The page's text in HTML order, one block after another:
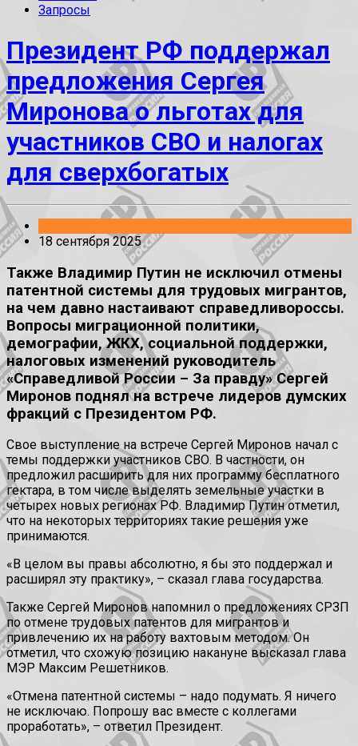
Запросы
Президент РФ поддержал
предложения Сергея
Миронова о льготах для
участников СВО и налогах
для сверхбогатых
18 сентября 2025
Также Владимир Путин не исключил отмены
патентной системы для трудовых мигрантов,
на чем давно настаивают справедливороссы.
Вопросы миграционной политики,
демографии, ЖКХ, социальной поддержки,
налоговых изменений руководитель
«Справедливой России – За правду» Сергей
Миронов поднял на встрече лидеров думских
фракций с Президентом РФ.
Свое выступление на встрече Сергей Миронов начал с
темы поддержки участников СВО. В частности, он
предложил расширить для них программу бесплатного
гектара, в том числе выделять земельные участки в
четырех новых регионах РФ. Владимир Путин отметил,
что на некоторых территориях такие решения уже
принимаются.
«В целом вы правы абсолютно, я бы это поддержал и
расширял эту практику», – сказал глава государства.
Также Сергей Миронов напомнил о предложениях СРЗП
по отмене трудовых патентов для мигрантов и
привлечению их на работу вахтовым методом. Он
отметил, что схожую позицию накануне высказал глава
МЭР Максим Решетников.
«Отмена патентной системы – надо подумать. Я ничего
не исключаю. Попрошу вас вместе с коллегами
проработать», – ответил Президент.